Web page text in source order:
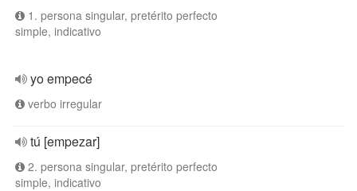
1. persona singular, pretérito perfecto
simple, indicativo
yo empecé
verbo irregular
tú [empezar]
2. persona singular, pretérito perfecto
simple, indicativo